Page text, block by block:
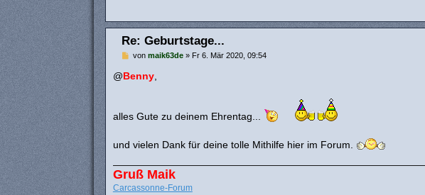
Re: Geburtstage...
B
i
t
von maik63de» Fr 6. Mär 2020, 09:54
@Benny,
alles Gute zu deinem Ehrentag...
und vielen Dank für deine tolle Mithilfe hier im Forum.
Gruß Maik
Carcassonne-Forum